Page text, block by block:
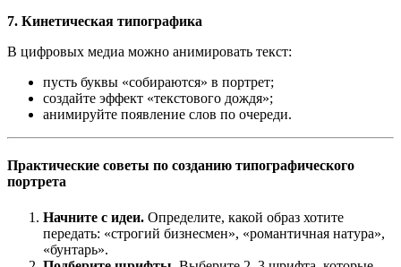
7. Кинетическая типографика
В цифровых медиа можно анимировать текст:
пусть буквы «собираются» в портрет;
создайте эффект «текстового дождя»;
анимируйте появление слов по очереди.
Практические советы по созданию типографического
портрета
Начните с идеи. Определите, какой образ хотите
передать: «строгий бизнесмен», «романтичная натура»,
«бунтарь».